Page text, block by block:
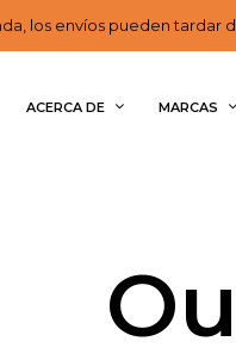
los envíos pueden tardar
ACERCA DE MARCAS